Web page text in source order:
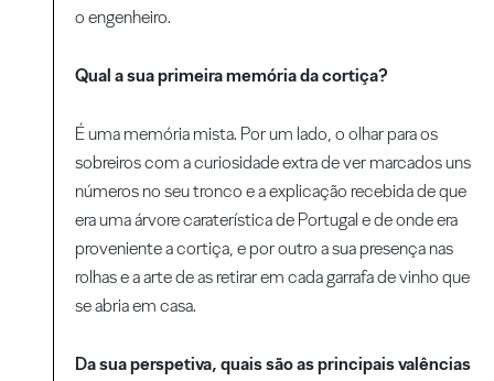
o engenheiro.
Qual a sua primeira memória da cortiça?
É uma memória mista. Por um lado, o olhar para os
sobreiros com a curiosidade extra de ver marcados uns
números no seu tronco e a explicação recebida de que
era uma árvore caraterística de Portugal e de onde era
proveniente a cortiça, e por outro a sua presença nas
rolhas e a arte de as retirar em cada garrafa de vinho que
se abria em casa.
Da sua perspetiva, quais são as principais valências